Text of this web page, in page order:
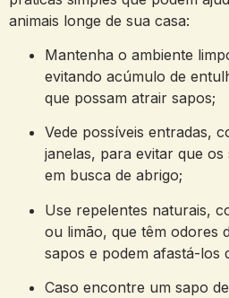
animais longe de sua casa:
Mantenha ‍o ambiente
evitando acúmulo⁤ de
que possam atrair sapos;
Vede possíveis entradas,​
janelas, para evitar que
em busca de abrigo;
Use repelentes naturais,
ou limão, que têm odores
sapos e podem⁣ afastá-los
Caso encontre um​ sapo